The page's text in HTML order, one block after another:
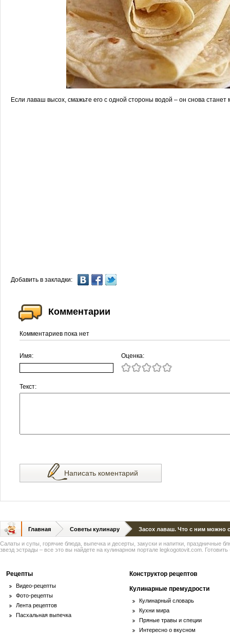
Если лаваш высох, смажьте его с одной стороны водой – он снова станет
Добавить в закладки:
Комментарии
Комментариев пока нет
Имя: Оценка:
Текст:
Написать коментарий
Главная Советы кулинару Засох лаваш. Что с ним можно
Салаты и супы, горячие блюда, выпечка и десерты, закуски и напитки, праздничные
звезд эстрады – все это вы найдете на кулинарном портале legkogotovit.com. Готовить
Рецепты
Видео-рецепты
Фото-рецепты
Лента рецептов
Пасхальная выпечка
Конструктор рецептов
Кулинарные премудрости
Кулинарный словарь
Кухни мира
Пряные травы и специи
Интересно о вкусном